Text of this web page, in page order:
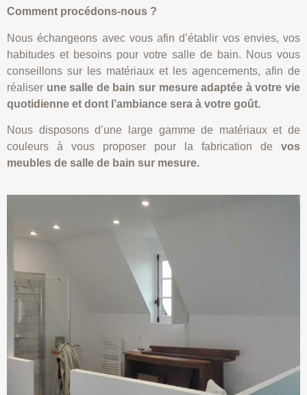
Comment procédons-nous ?
Nous échangeons avec vous afin d’établir vos envies, vos
habitudes et besoins pour votre salle de bain. Nous vous
conseillons sur les matériaux et les agencements, afin de
réaliser une salle de bain sur mesure adaptée à votre vie
quotidienne et dont l’ambiance sera à votre goût.
Nous disposons d’une large gamme de matériaux et de
couleurs à vous proposer pour la fabrication de vos
meubles de salle de bain sur mesure.